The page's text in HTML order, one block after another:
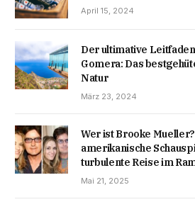
April 15, 2024
Der ultimative
Gomera: Das
Natur
März 23, 2024
Wer ist Brooke
amerikanische
turbulente Reise im
Mai 21, 2025